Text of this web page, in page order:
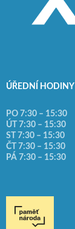
ÚŘEDNÍ HODINY
PO 7:30 – 15:30
ÚT 7:30 – 15:30
ST 7:30 – 15:30
ČT 7:30 – 15:30
PÁ 7:30 – 15:30